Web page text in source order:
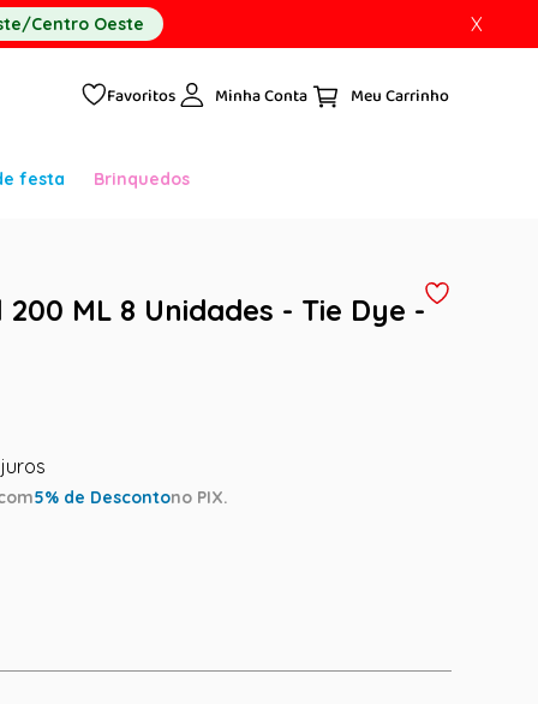
Centro Oeste X
Favoritos Minha Conta
festa Brinquedos
ML 8 Unidades - Tie Dye -
5% de Descontono PIX.